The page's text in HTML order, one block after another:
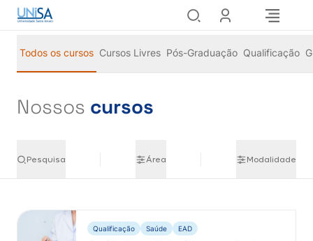
Todos os cursos Cursos Livres Pós-Graduação Qualificação
Nossos cursos
Pesquisa Área Modalidade
Qualificação Saúde EAD